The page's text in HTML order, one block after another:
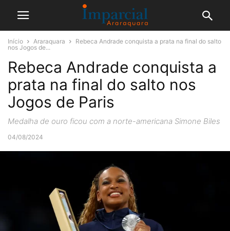
Início Araraquara
Rebeca Andrade conquista a prata na final do salto
nos Jogos de...
Rebeca Andrade conquista a
prata na final do salto nos
Jogos de Paris
Medalha de ouro ficou com a norte-americana Simone Biles
04/08/2024